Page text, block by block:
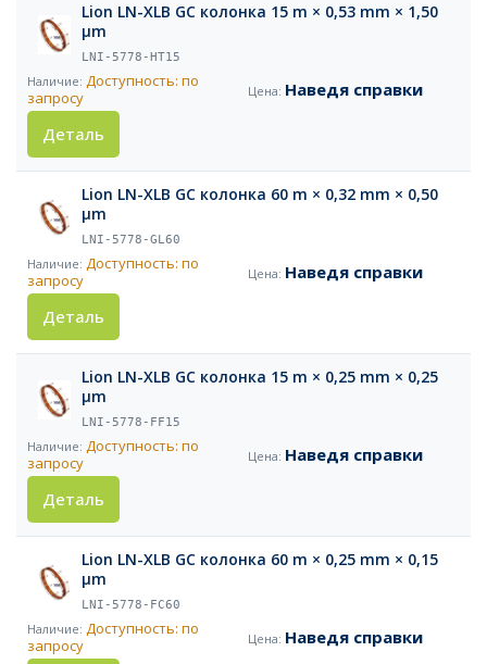
Lion LN-XLB GC колонка 15 m × 0,53 mm × 1,50
µm
LNI-5778-HT15
Доступность: по
запросу
Наведя справки
Деталь
Lion LN-XLB GC колонка 60 m × 0,32 mm × 0,50
µm
LNI-5778-GL60
Доступность: по
запросу
Наведя справки
Деталь
Lion LN-XLB GC колонка 15 m × 0,25 mm × 0,25
µm
LNI-5778-FF15
Доступность: по
запросу
Наведя справки
Деталь
Lion LN-XLB GC колонка 60 m × 0,25 mm × 0,15
µm
LNI-5778-FC60
Доступность: по
запросу
Наведя справки